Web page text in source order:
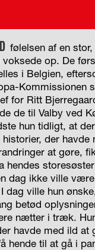
følelsen af en
voksede op. De
i Belgien,
Kommissionen
for Ritt
de til Valby ved
hun tidligt, at
der havde
at gøre,
hendes
dag ikke ville
dag ville hun
betød
nætter i træk.
havde med ild at
hende til at gå i